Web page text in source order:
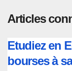
Articles
Etudiez en
bourses à